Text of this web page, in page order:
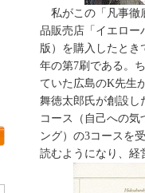
私がこの「凡事徹
品販売店「イエロー
版）を購入したとき
年の第7刷である。
ていた広島のK先生
舞徳太郎氏が創設
コース（自己への
ング）の3コースを
読むようになり、経